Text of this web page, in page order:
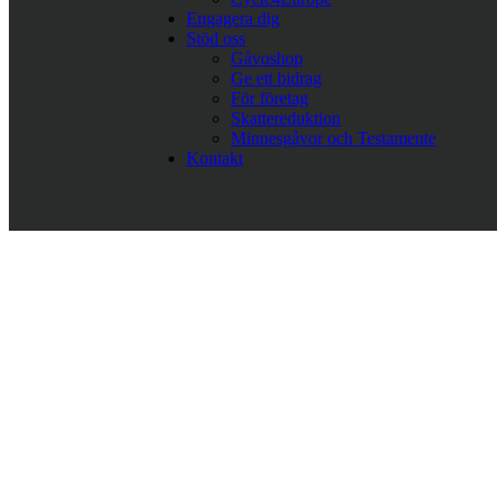
Engagera dig
Stöd oss
Gåvoshop
Ge ett bidrag
För företag
Skattereduktion
Minnesgåvor och Testamente
Kontakt